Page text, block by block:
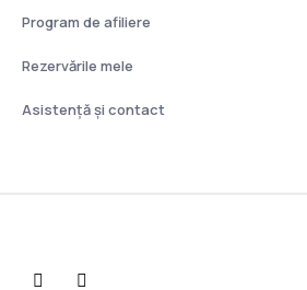
Program de afiliere
Rezervările mele
Asistenţă şi contact